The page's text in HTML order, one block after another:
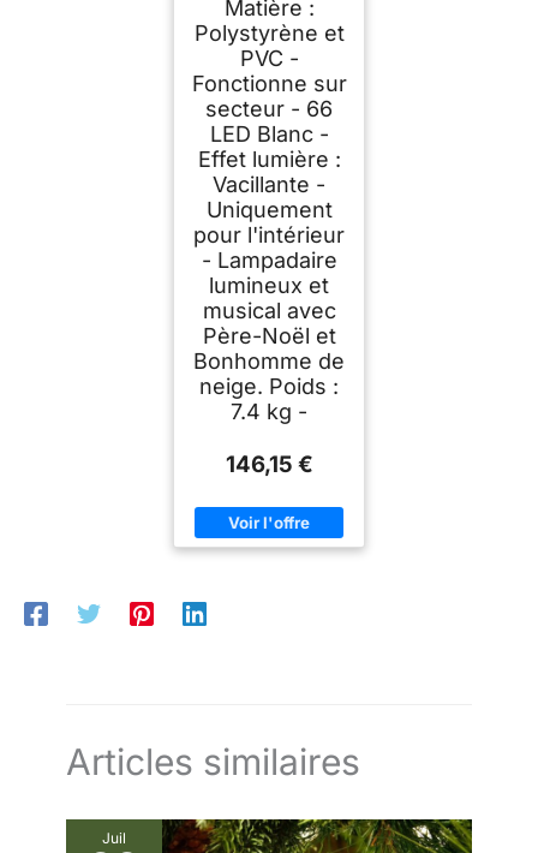
Matière :
Polystyrène et
PVC -
Fonctionne sur
secteur - 66
LED Blanc -
Effet lumière :
Vacillante -
Uniquement
pour l'intérieur
- Lampadaire
lumineux et
musical avec
Père-Noël et
Bonhomme de
neige. Poids :
7.4 kg -
146,15 €
Articles similaires
Juil